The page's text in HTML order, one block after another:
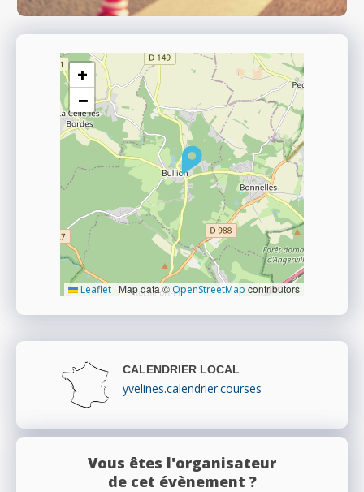
+
−
Leaflet|Map data ©OpenStreetMap contributors
CALENDRIER LOCAL
yvelines.calendrier.courses
Vous êtes l'organisateur
de cet évènement ?